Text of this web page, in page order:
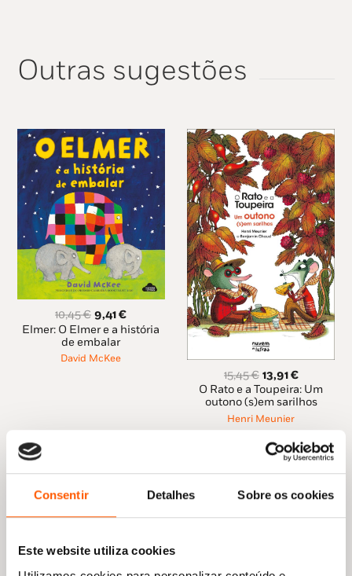
Consentir Detalhes Sobre os cookies
Este website utiliza cookies
Outras sugestões
10,45€ O
preço
original
era:
9,41€O
preço
Elmer: O Elmer e a história
de embalar
David McKee
15,45€ O
preço
original
era:
15,45 €.
13,91€O
preço
atual
13,91 €.
O Rato e a Toupeira: Um
outono (s)em sarilhos
Henri Meunier